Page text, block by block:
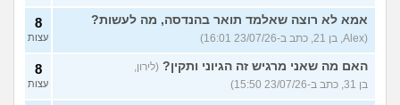
אמא לא רוצה שאלמד תואר בהנדסה, מה לעשות?
(Alex, בן 21, כתב ב-23/07/26 16:01)
8
עצות
האם מה שאני מרגיש זה הגיוני ותקין? (לירון,
בן 31, כתב ב-23/07/26 15:50)
8
עצות